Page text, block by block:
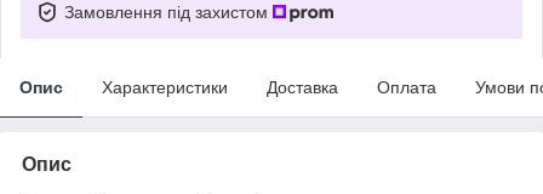
Замовлення під захистом
Опис Характеристики Доставка Оплата Умови
Опис